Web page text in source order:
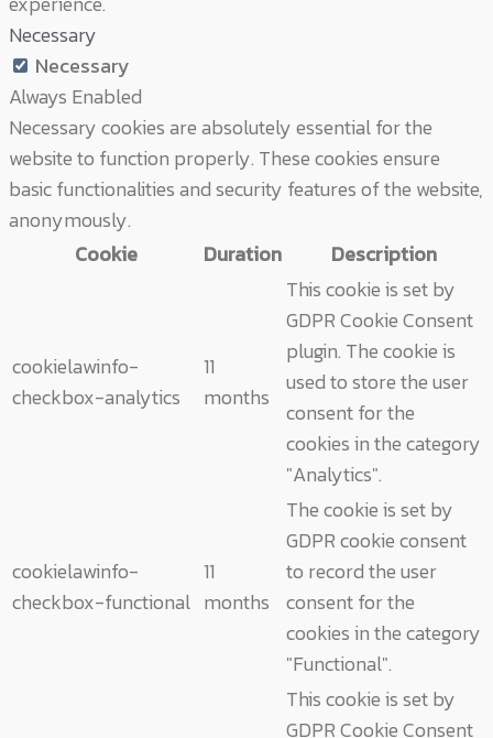
Necessary
Necessary
Always Enabled
Necessary cookies are absolutely essential for the
website to function properly. These cookies ensure
basic functionalities and security features of the website,
anonymously.
Cookie
Duration Description
cookielawinfo-
checkbox-analytics
11
months
This cookie is set by
GDPR Cookie Consent
plugin. The cookie is
used to store the user
consent for the
cookies in the category
"Analytics".
cookielawinfo-
checkbox-functional
11
months
The cookie is set by
GDPR cookie consent
to record the user
consent for the
cookies in the category
"Functional".
This cookie is set by
GDPR Cookie Consent